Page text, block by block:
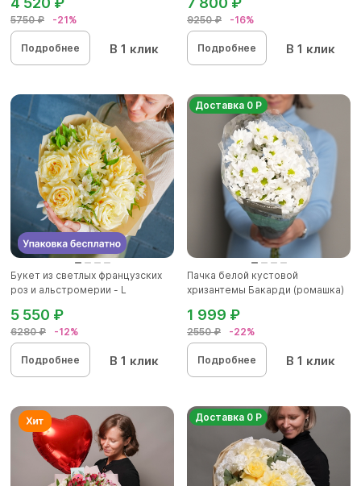
5750 ₽ -21%
Подробнее В 1 клик
9250 ₽ -16%
Подробнее В 1 клик
Букет из светлых французских
роз и альстромерии - L
6280 ₽ -12%
5 550 ₽
Подробнее В 1 клик
Доставка 0 Р
Пачка белой кустовой
хризантемы Бакарди (ромашка)
2550 ₽ -22%
1 999 ₽
Подробнее В 1 клик
Доставка 0 Р